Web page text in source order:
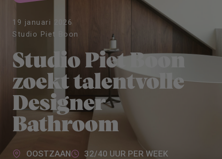
19 januari 2026
Studio Piet Boon
Studio Piet Boon
zoekt talentvolle
Designer
Bathroom
OOSTZAAN 32/40 UUR PER WEEK